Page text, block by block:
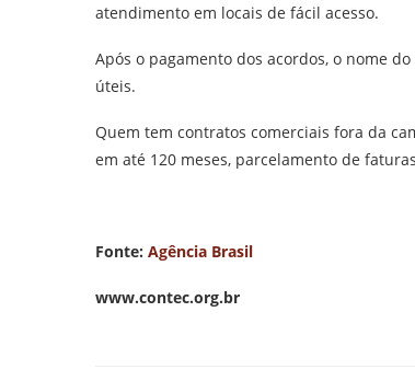
atendimento em locais de fácil acesso.
Após o pagamento dos acordos, o nome
úteis.
Quem tem contratos comerciais fora da
em até 120 meses, parcelamento de
Fonte: Agência Brasil
www.contec.org.br